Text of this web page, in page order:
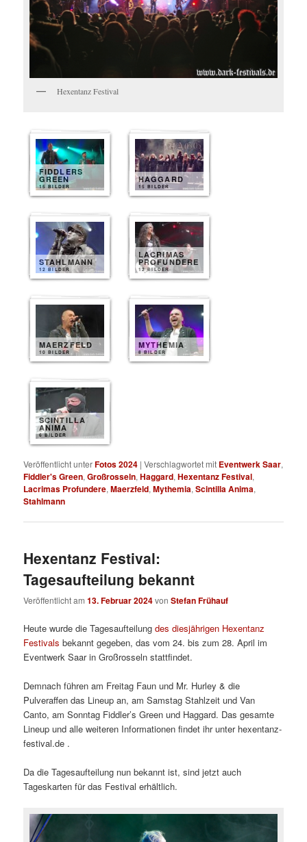
Hexentanz Festival
FIDDLERS
GREEN
15 BILDER
HAGGARD
15 BILDER
STAHLMANN
12 BILDER
LACRIMAS
PROFUNDERE
12 BILDER
MAERZFELD
10 BILDER
MYTHEMIA
8 BILDER
SCINTILLA
ANIMA
6 BILDER
Veröffentlicht unterFotos 2024 |Verschlagwortet mit Eventwerk Saar,
Fiddler's Green,Großrosseln,Haggard,Hexentanz Festival,
Lacrimas Profundere,Maerzfeld,Mythemia,Scintilla Anima,
Stahlmann
Hexentanz Festival:
Tagesaufteilung bekannt
Veröffentlicht am13. Februar 2024vonStefan Frühauf
Heute wurde die Tagesaufteilungdes diesjährigen Hexentanz
Festivals bekannt gegeben, das vom 24. bis zum 28. April im
Eventwerk Saar in Großrosseln stattfindet.
Demnach führen am Freitag Faun und Mr. Hurley & die
Pulveraffen das Lineup an, am Samstag Stahlzeit und Van
Canto, am Sonntag Fiddler’s Green und Haggard. Das gesamte
Lineup und alle weiteren Informationen findet ihr unter hexentanz-
festival.de .
Da die Tagesaufteilung nun bekannt ist, sind jetzt auch
Tageskarten für das Festival erhältlich.